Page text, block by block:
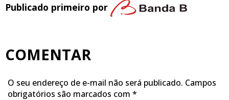
Publicado primeiro por
COMENTAR
O seu endereço de e-mail não será publicado. Campos
obrigatórios são marcados com *